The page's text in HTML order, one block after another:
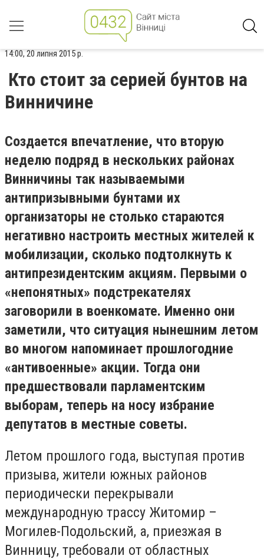
14:00, 20 липня 2015 р.
Кто стоит за серией бунтов на
Винничине
Создается впечатление, что вторую
неделю подряд в нескольких районах
Винничины так называемыми
антипризывными бунтами их
организаторы не столько стараются
негативно настроить местных жителей к
мобилизации, сколько подтолкнуть к
антипрезидентским акциям. Первыми о
«непонятных» подстрекателях
заговорили в военкомате. Именно они
заметили, что ситуация нынешним летом
во многом напоминает прошлогодние
«антивоенные» акции. Тогда они
предшествовали парламентским
выборам, теперь на носу избрание
депутатов в местные советы.
Летом прошлого года, выступая против
призыва, жители южных районов
периодически перекрывали
международную трассу Житомир –
Могилев-Подольский, а, приезжая в
Винницу, требовали от областных